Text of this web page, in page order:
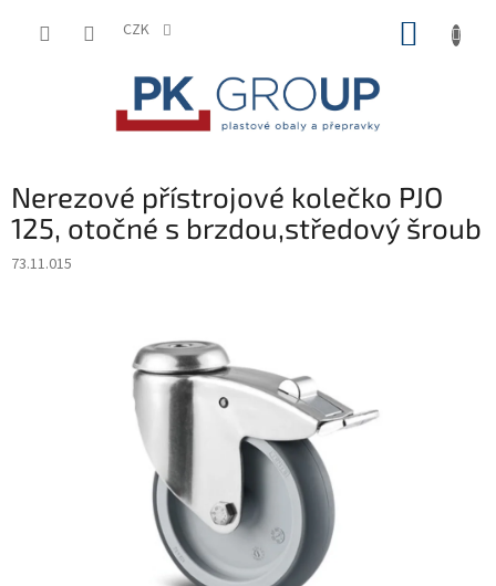
CZK
Nerezové přístrojové kolečko PJO
125, otočné s brzdou,středový šroub
73.11.015